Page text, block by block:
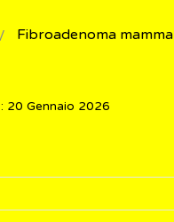
Fibroadenoma
20 Gennaio 2026